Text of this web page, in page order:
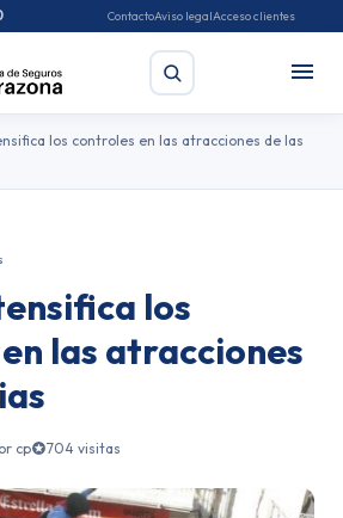
ContactoAviso legalAcceso clientes
Feriantes Fallas
los controles en las atracciones de las
los
las atracciones
cp 704 visitas